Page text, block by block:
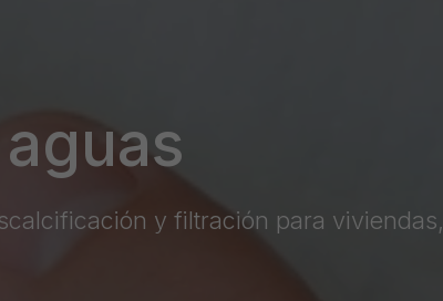
y filtración para viviendas,